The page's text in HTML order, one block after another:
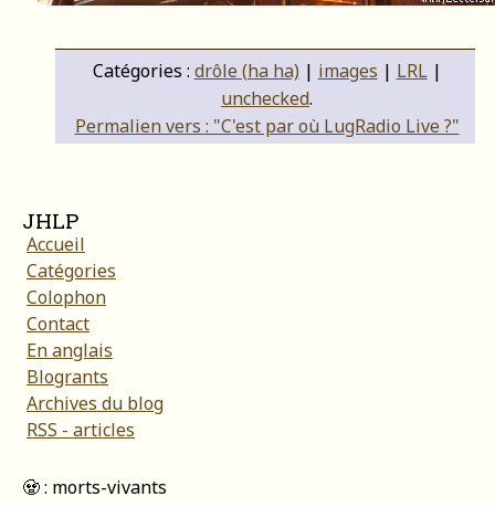
Catégories : drôle (ha ha)| images | LRL|
unchecked.
Permalien vers : "C'est par où LugRadio Live ?"
JHLP
Accueil
Catégories
Colophon
Contact
En anglais
Blogrants
Archives du blog
RSS - articles
🧟 : morts-vivants